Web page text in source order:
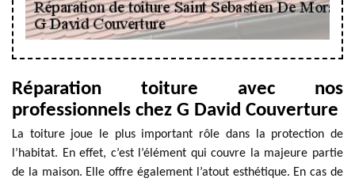
Réparation toiture avec nos
professionnels chez G David Couverture
La toiture joue le plus important rôle dans la protection de
l’habitat. En effet, c’est l’élément qui couvre la majeure partie
de la maison. Elle offre également l’atout esthétique. En cas de